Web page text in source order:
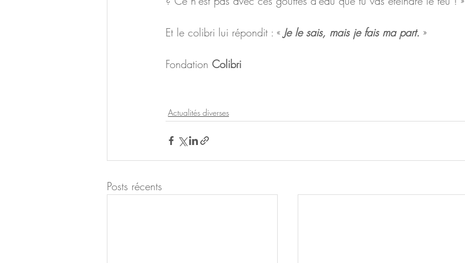
Et le colibri lui répondit : « Je le sais, mais je fais ma part. »
Fondation Colibri
Actualités diverses
Posts récents